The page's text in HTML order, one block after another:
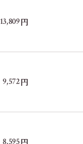
13,809円
9,572円
8,595